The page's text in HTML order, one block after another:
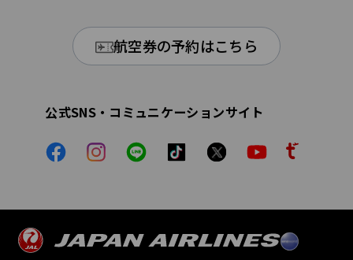
航空券の予約はこちら
公式SNS・コミュニケーションサイト